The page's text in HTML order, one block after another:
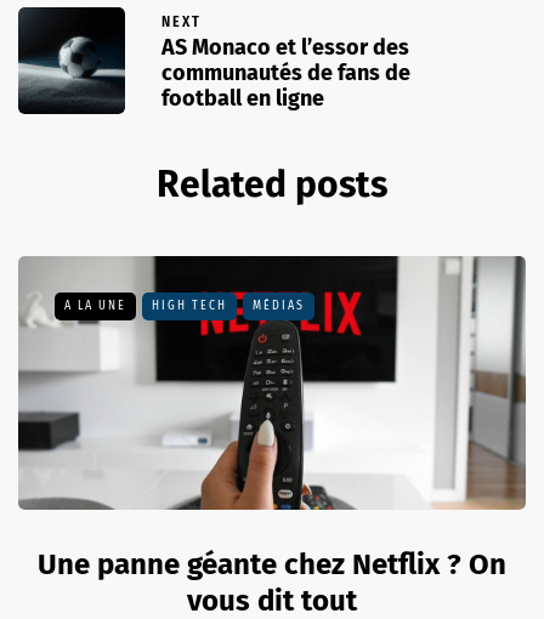
NEXT
AS Monaco et l’essor des
communautés de fans de
football en ligne
Related posts
A LA UNE HIGH TECH MÉDIAS
Une panne géante chez Netflix ? On
vous dit tout